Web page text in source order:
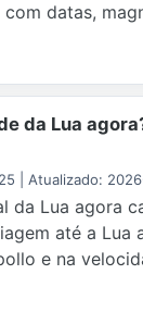
datas,
da Lua
| Atualizado:
da Lua agora
até a Lua
e na